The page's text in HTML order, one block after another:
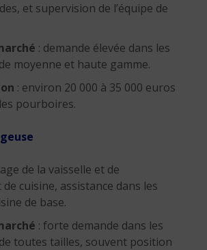
et supervision de l’équipe de
: demande élevée dans les
moyenne et haute gamme.
: environ 20 000 à 35 000 euros
pourboires.
de la vaisselle et de
de cuisine, assistance dans les
de base.
: forte demande dans les
toutes tailles, souvent position